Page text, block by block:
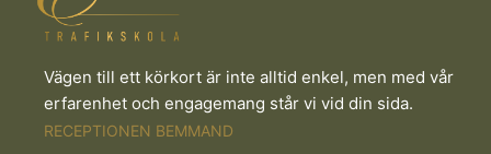
Vägen till ett körkort är inte alltid enkel, men med vår
erfarenhet och engagemang står vi vid din sida.
RECEPTIONEN BEMMAND